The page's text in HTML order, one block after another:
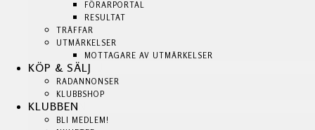
VÅR HISTORIA
FÖRARPORTAL
RESULTAT
TRÄFFAR
UTMÄRKELSER
MOTTAGARE AV UTMÄRKELSER
KÖP & SÄLJ
RADANNONSER
FÖRARPORTAL
RESULTAT
TRÄFFAR
UTMÄRKELSER
MOTTAGARE AV UTMÄRKELSER
KÖP & SÄLJ
RADANNONSER
KLUBBSHOP
KLUBBEN
BLI MEDLEM!
FÖRARPORTAL
RESULTAT
TRÄFFAR
UTMÄRKELSER
MOTTAGARE AV UTMÄRKELSER
KÖP & SÄLJ
RADANNONSER
KLUBBSHOP
KLUBBEN
BLI MEDLEM!